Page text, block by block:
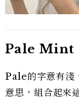
Pale Mint
Pale的字意有淺
意思，組合起來